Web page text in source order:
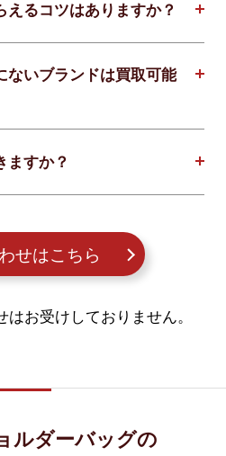
えるコツはありますか？
ないブランドは買取可能
ますか？
せはこちら
お受けしておりません。
ルダーバッグの